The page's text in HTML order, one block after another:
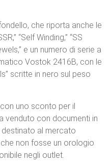
che riporta anche le
“Self Winding,” “SS
e un numero di serie a
Vostok 2416B, con le
scritte in nero sul peso
uno sconto per il
venduto con documenti in
al mercato
non fosse un orologio
negli outlet.